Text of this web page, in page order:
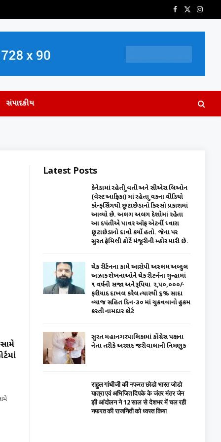
Facebook
X
સંપાદકીય
Latest Posts
કેનેડામાં રહેતી યુવતી અને સીએરા લિઓન
(વેસ્ટ આફ્રિકા) માં રહેતા યુવકના વીડિયો
કોન્ફર્સિંગથી છૂટાછેડાનો કિસ્સો પ્રકાશમાં
આવ્યો છે. અલગ અલગ દેશોમાં રહેતા
આ દપંતીએ પાવર ઑફ એટર્ની ધ્વારા
છૂટાછેડાનો દાવો કર્યો હતો. જેના પર
સુરત ફેમિલી કોર્ટે મંજૂરીની મ્હોર મારી છે.
ચેક રીર્ટનના કામે આરોપી અસ્લમ અબ્દુલ
અઝાક શેખનાઓને ચેક રીટર્નના ગુન્હામાં
૧ વર્ષની સજા અને રૂપિયા ₹ ૨,૫૦,૦૦૦/-
ફરીયાદ દાખલ કરેલ ત્યારથી ૬% સાદા
વ્યાજ સહિત દિન-૩૦ માં ચુકવવાનો હુકમ
કરતી નામદાર કોર્ટ
સુરત મહાનગરપાલિકામાં કોંગ્રેસ પક્ષના
નેતા તરીકે અરશદ જરીવાલાની નિમણૂક
राहुल गांधीजी की नफरत छोडो भारत जोडो
यात्रा एवं अभिजित दिपके के जंतर मंतर जेन
झी आंदोलन ने 12 साल से देशभर में चल रही
नफरत की राजनिती को ध्वस्त किया